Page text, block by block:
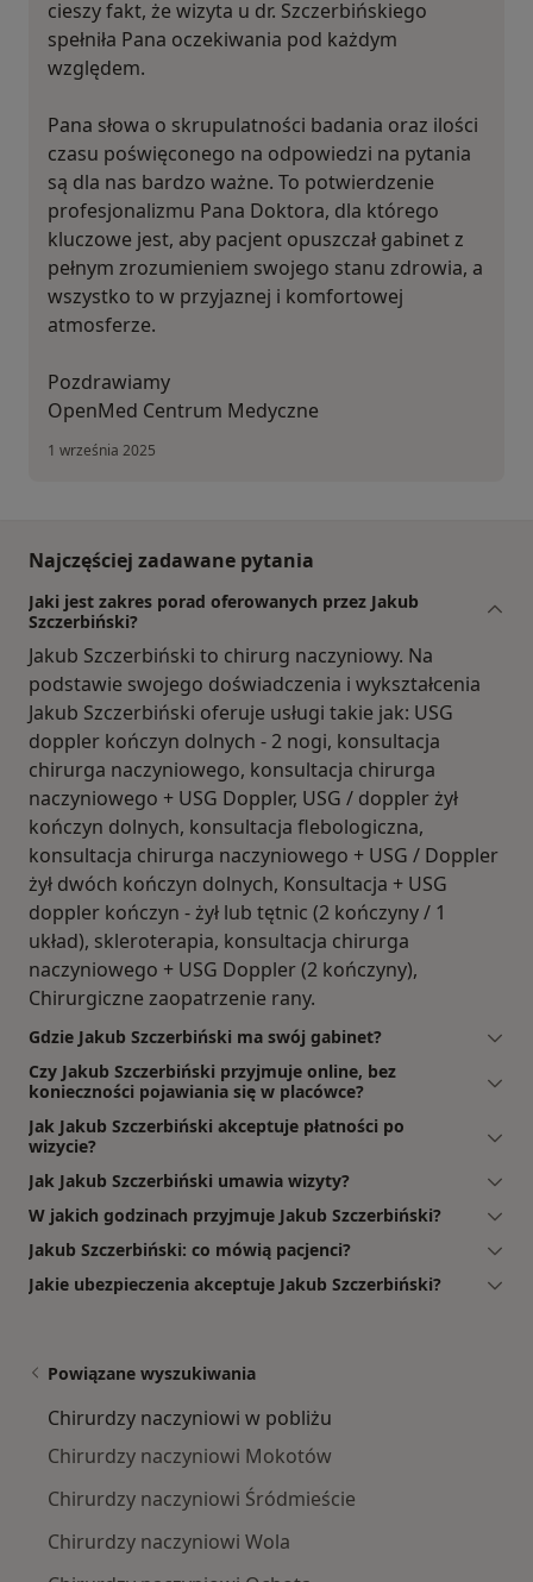
cieszy fakt, że wizyta u dr. Szczerbińskiego
spełniła Pana oczekiwania pod każdym
względem.
Pana słowa o skrupulatności badania oraz ilości
czasu poświęconego na odpowiedzi na pytania
są dla nas bardzo ważne. To potwierdzenie
profesjonalizmu Pana Doktora, dla którego
kluczowe jest, aby pacjent opuszczał gabinet z
pełnym zrozumieniem swojego stanu zdrowia, a
wszystko to w przyjaznej i komfortowej
atmosferze.
Pozdrawiamy
OpenMed Centrum Medyczne
1 września 2025
Najczęściej zadawane pytania
Jaki jest zakres porad oferowanych przez Jakub
Szczerbiński?
Jakub Szczerbiński to chirurg naczyniowy. Na
podstawie swojego doświadczenia i wykształcenia
Jakub Szczerbiński oferuje usługi takie jak: USG
doppler kończyn dolnych - 2 nogi, konsultacja
chirurga naczyniowego, konsultacja chirurga
naczyniowego + USG Doppler, USG / doppler żył
kończyn dolnych, konsultacja flebologiczna,
konsultacja chirurga naczyniowego + USG / Doppler
żył dwóch kończyn dolnych, Konsultacja + USG
doppler kończyn - żył lub tętnic (2 kończyny / 1
układ), skleroterapia, konsultacja chirurga
naczyniowego + USG Doppler (2 kończyny),
Chirurgiczne zaopatrzenie rany.
Gdzie Jakub Szczerbiński ma swój gabinet?
Czy Jakub Szczerbiński przyjmuje online, bez
konieczności pojawiania się w placówce?
Jak Jakub Szczerbiński akceptuje płatności po
wizycie?
Jak Jakub Szczerbiński umawia wizyty?
W jakich godzinach przyjmuje Jakub Szczerbiński?
Jakub Szczerbiński: co mówią pacjenci?
Jakie ubezpieczenia akceptuje Jakub Szczerbiński?
Powiązane wyszukiwania
Chirurdzy naczyniowi w pobliżu
Chirurdzy naczyniowi Mokotów
Chirurdzy naczyniowi Śródmieście
Chirurdzy naczyniowi Wola